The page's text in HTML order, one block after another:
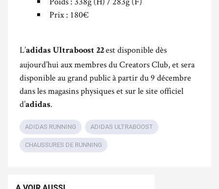
Prix : 180€
L’adidas Ultraboost 22est disponible dès
aujourd’hui aux membres du Creators Club, et sera
disponible au grand public à partir du 9 décembre
dans les magasins physiques et sur le site officiel
d’adidas.
ADIDAS RUNNING ADIDAS ULTRABOOST
CHAUSSURES DE RUNNING